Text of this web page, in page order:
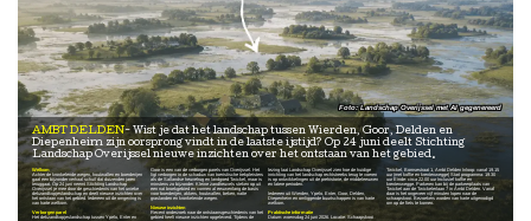
AMBT DELDEN
Diepenheim zijn oorsprong vindt in de laatste ijstijd? Op 24 juni deelt Stichting
Landschap Overijssel nieuwe inzichten over het ontstaan van het gebied.
Welkom
Achter de kronkelende wegen, houtwallen en boerderijen
gaat een bijzonder verhaal schuil dat duizenden jaren
teruggaat. Op 24 juni neemt Stichting Landschap
Overijssel je mee door de geschiedenis van het unieke
dekzandkopjeslandschap en deelt nieuwe inzichten over
het ontstaan van het gebied. Iedereen uit de omgeving is
van harte welkom.
Verborgen parel
Het dekzandkopjeslandschap tussen Ypelo, Enter en
Goor is een van de verborgen parels van Overijssel. Het
ligt verborgen in de schaduw van toeristische trekpleisters
als de Sallandse heuvelrug en landgoed Twickel, maar is
minstens zo bijzonder. Kleine zandheuvels steken op uit
een nat broekgebied en vormen al eeuwenlang de basis
voor boerderijen, akkers, houtwallen, beken, natte
graslanden en kronkelende wegen.
Nieuwe inzichten
Recent onderzoek naar de ontstaansgeschiedenis van het
gebied heeft nieuwe inzichten opgeleverd. Tijdens de
lezing laat Landschap Overijssel zien hoe de huidige
inrichting van het landschap rechtstreeks terug te voeren
is op ontwikkelingen uit de prehistorie, de middeleeuwen
en latere perioden.
Iedereen uit Wierden, Ypelo, Enter, Goor, Delden,
Diepenheim en omliggende buurtschappen is van harte
welkom.
Praktische informatie
Datum: woensdag 24 juni 2026. Locatie: Schaapskooi
Twickel, Bornsestraat 1, Ambt Delden Inloop: vanaf 19.15
uur (met koffie en krentenwegge) Start programma: 19.30
uur Einde: circa 22.00 uur Inclusief koffie en
krentenwegge. Parkeren kan bij de parkeerplaats van
Twickel aan de Twickelerlaan 7 in Ambt Delden. Vanaf
daar is het ongeveer vijf minuten lopen naar de
schaapskooi. Bezoekers worden van harte uitgenodigd
om op de fiets te komen.
Landschap Overijssel met AI gegenereerd